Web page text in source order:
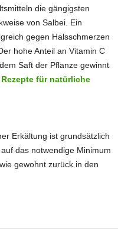
die gängigsten
von Salbei. Ein
gegen Halsschmerzen
hohe Anteil an Vitamin C
Saft der Pflanze gewinnt
Rezepte für natürliche
Erkältung ist grundsätzlich
das notwendige Minimum
gewohnt zurück in den